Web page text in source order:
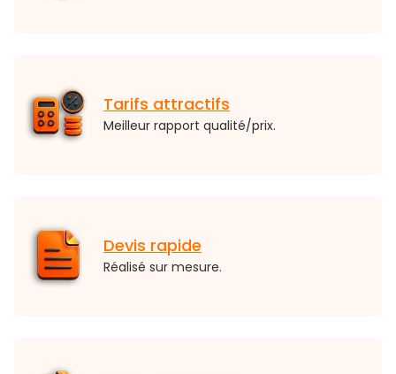
Tarifs attractifs
Meilleur rapport qualité/prix.
Devis rapide
Réalisé sur mesure.